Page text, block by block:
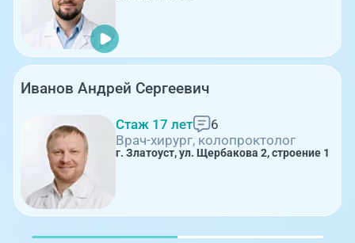
Иванов Андрей Сергеевич
Стаж 17 лет
6
Врач-хирург, колопроктолог
г. Златоуст, ул. Щербакова 2, строение 1